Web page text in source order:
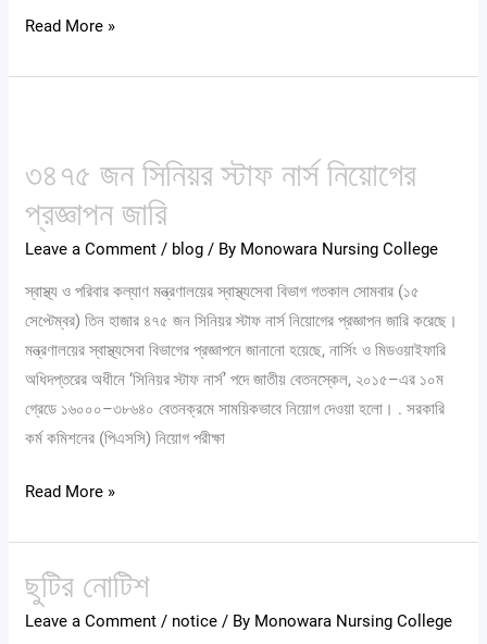
Read More »
৩৪৭৫ জন সিনিয়র স্টাফ নার্স নিয়োগের
প্রজ্ঞাপন জারি
Leave a Comment / blog / By Monowara Nursing College
স্বাস্থ্য ও পরিবার কল্যাণ মন্ত্রণালয়ের স্বাস্থ্যসেবা বিভাগ গতকাল সোমবার (১৫
সেপ্টেম্বর) তিন হাজার ৪৭৫ জন সিনিয়র স্টাফ নার্স নিয়োগের প্রজ্ঞাপন জারি করেছে।
মন্ত্রণালয়ের স্বাস্থ্যসেবা বিভাগের প্রজ্ঞাপনে জানানো হয়েছে, নার্সিং ও মিডওয়াইফারি
অধিদপ্তরের অধীনে ‘সিনিয়র স্টাফ নার্স’ পদে জাতীয় বেতনস্কেল, ২০১৫–এর ১০ম
গ্রেডে ১৬০০০–৩৮৬৪০ বেতনক্রমে সাময়িকভাবে নিয়োগ দেওয়া হলো। . সরকারি
কর্ম কমিশনের (পিএসসি) নিয়োগ পরীক্ষা
সিনিয়র
স্টাফ
নার্স
নিয়োগের
প্রজ্ঞাপন
জারি
Read More »
ছুটির নোটিশ
Leave a Comment / notice / By Monowara Nursing College
ছুটির
নোটিশ